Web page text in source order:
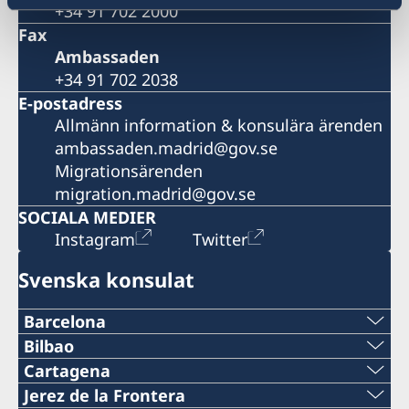
+34 91 702 2000
Fax
Ambassaden
+34 91 702 2038
E-postadress
Allmänn information & konsulära ärenden
ambassaden.madrid@gov.se
Migrationsärenden
migration.madrid@gov.se
SOCIALA MEDIER
Instagram
Twitter
Svenska konsulat
Barcelona
Telefon
+34 934 883 505
Bilbao
Telefon
Cartagena
Telefon
Jerez de la Frontera